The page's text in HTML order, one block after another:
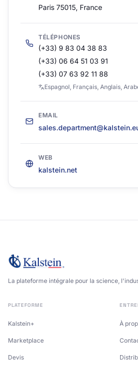
Paris 75015, France
TÉLÉPHONES
(+33) 9 83 04 38 83
(+33) 06 64 51 03 91
(+33) 07 63 92 11 88
Espagnol, Français, Anglais,
EMAIL
WEB
kalstein.net
La plateforme intégrale pour la science,
PLATEFORME
Kalstein+
Marketplace
Devis
À